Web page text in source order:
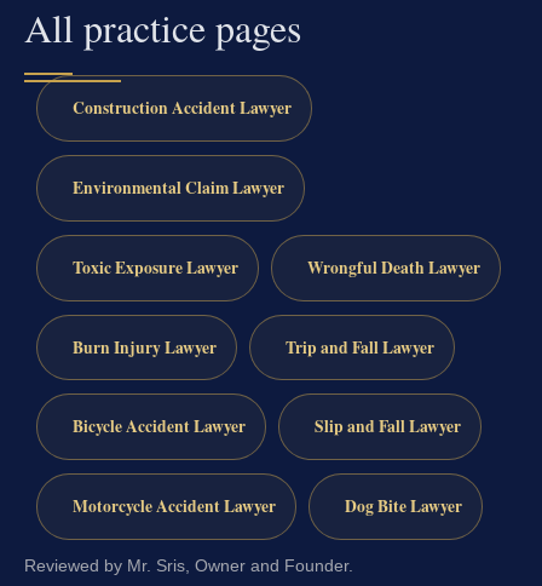
All practice pages
Construction Accident Lawyer
Environmental Claim Lawyer
Toxic Exposure Lawyer Wrongful Death Lawyer
Burn Injury Lawyer Trip and Fall Lawyer
Bicycle Accident Lawyer Slip and Fall Lawyer
Motorcycle Accident Lawyer Dog Bite Lawyer
Reviewed by Mr. Sris, Owner and Founder.